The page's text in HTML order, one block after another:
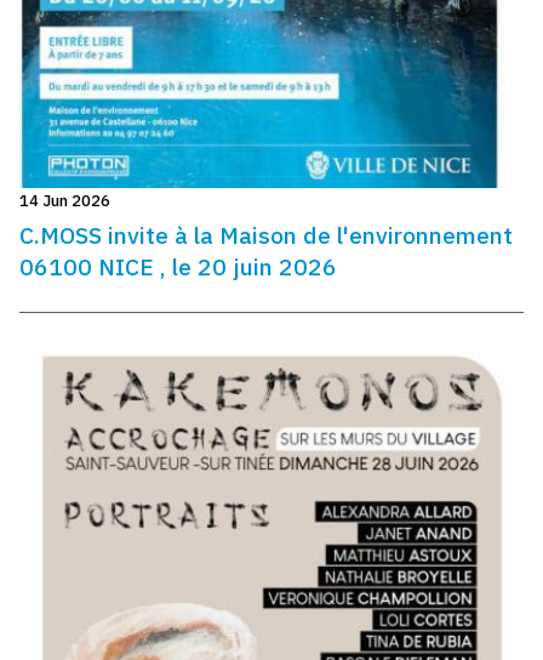
14 Jun 2026
C.MOSS invite à la Maison de l'environnement
06100 NICE , le 20 juin 2026